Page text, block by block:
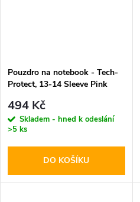
Pouzdro na notebook - Tech-
Protect, 13-14 Sleeve Pink
494 Kč
Skladem - hned k odeslání
>5 ks
DO KOŠÍKU